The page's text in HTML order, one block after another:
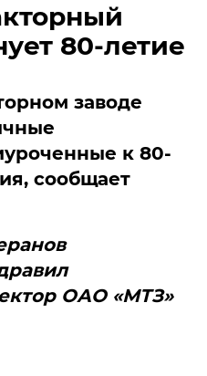
80-летие
заводе
к 80-
сообщает
ОАО «МТЗ»